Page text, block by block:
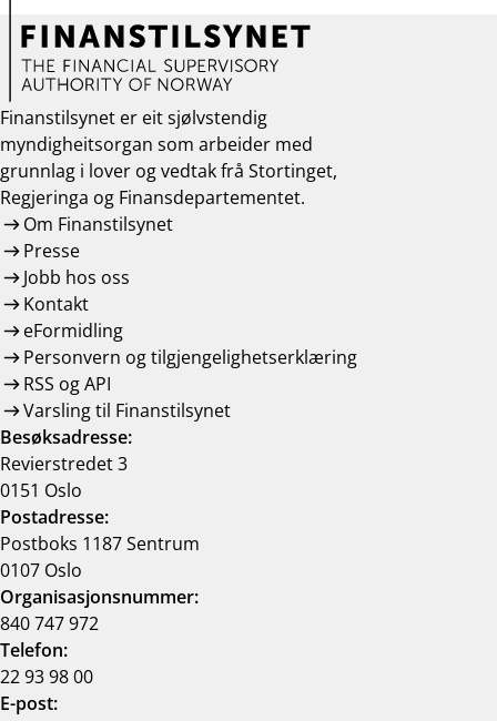
Finanstilsynet er eit sjølvstendig
myndigheitsorgan som arbeider med
grunnlag i lover og vedtak frå Stortinget,
Regjeringa og Finansdepartementet.
Om Finanstilsynet
Presse
Jobb hos oss
Kontakt
eFormidling
Personvern og tilgjengelighetserklæring
RSS og API
Varsling til Finanstilsynet
Besøksadresse:
Revierstredet 3
0151 Oslo
Postadresse:
Postboks 1187 Sentrum
0107 Oslo
Organisasjonsnummer:
840 747 972
Telefon:
22 93 98 00
E-post: